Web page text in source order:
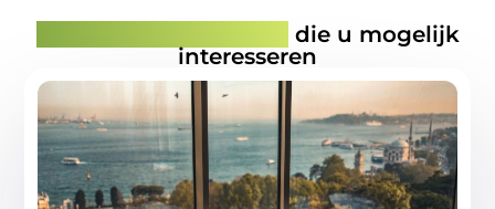
die u mogelijk
interesseren